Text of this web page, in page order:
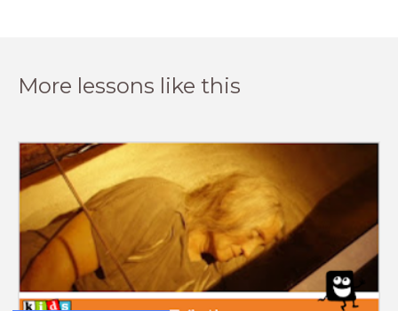
More lessons like this